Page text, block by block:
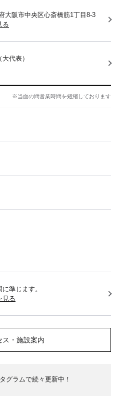
大阪市中央区心斎橋筋1丁目8-3
る
代表）
※当面の間営業時間を短縮しております
準じます。
見る
ス・施設案内
グラムで続々更新中！